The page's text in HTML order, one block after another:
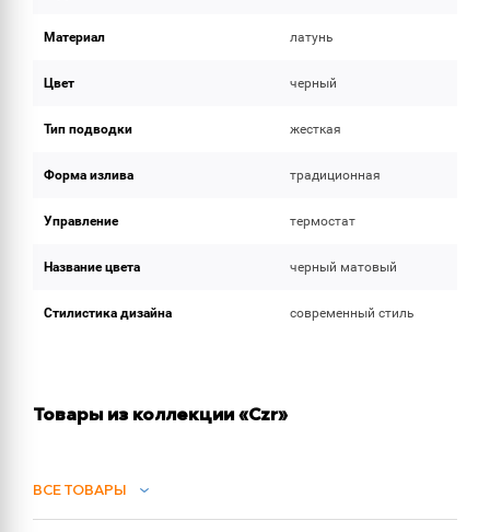
Материал латунь
Цвет черный
Тип подводки жесткая
Форма излива традиционная
Управление термостат
Название цвета черный матовый
Стилистика дизайна современный стиль
Товары из коллекции «Czr»
ВСЕ ТОВАРЫ